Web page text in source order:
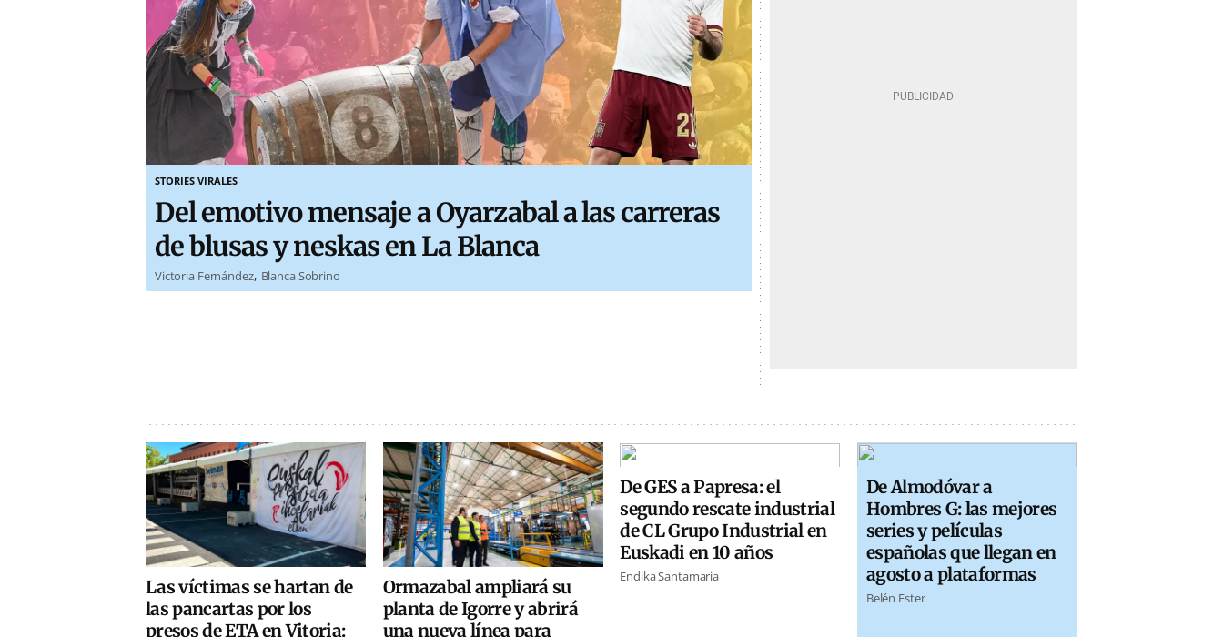
STORIES VIRALES
Del emotivo mensaje a Oyarzabal a las carreras
de blusas y neskas en La Blanca
Victoria Fernández Blanca Sobrino
Las víctimas se hartan de
las pancartas por los
presos de ETA en Vitoria:
Ormazabal ampliará su
planta de Igorre y abrirá
una nueva línea para
De GES a Papresa: el
segundo rescate industrial
de CL Grupo Industrial en
Euskadi en 10 años
Endika Santamaria
De Almodóvar a
Hombres G: las mejores
series y películas
españolas que llegan en
agosto a plataformas
Belén Ester